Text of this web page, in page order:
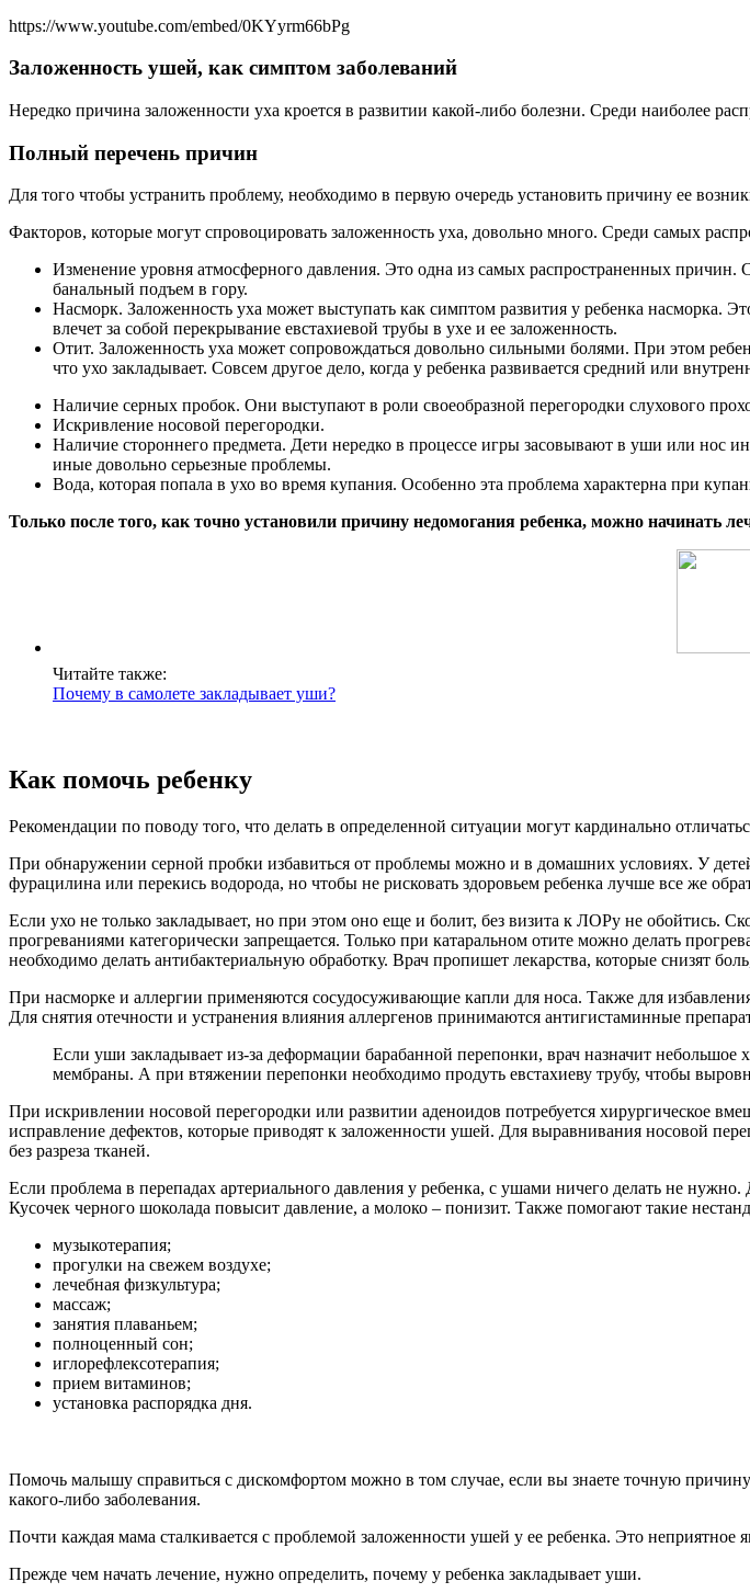
https://www.youtube.com/embed/0KYyrm66bPg
Заложенность ушей, как симптом заболеваний
Нередко причина заложенности уха кроется в развитии какой-либо болезни. Среди наиболее
Полный перечень причин
Для того чтобы устранить проблему, необходимо в первую очередь установить причину ее
Факторов, которые могут спровоцировать заложенность уха, довольно много. Среди самых
Изменение уровня атмосферного давления. Это одна из самых распространенных причин.
банальный подъем в гору.
Насморк. Заложенность уха может выступать как симптом развития у ребенка насморка.
влечет за собой перекрывание евстахиевой трубы в ухе и ее заложенность.
Отит. Заложенность уха может сопровождаться довольно сильными болями. При этом
что ухо закладывает. Совсем другое дело, когда у ребенка развивается средний или
Наличие серных пробок. Они выступают в роли своеобразной перегородки слухового
Искривление носовой перегородки.
Наличие стороннего предмета. Дети нередко в процессе игры засовывают в уши или нос
иные довольно серьезные проблемы.
Вода, которая попала в ухо во время купания. Особенно эта проблема характерна при
Только после того, как точно установили причину недомогания ребенка, можно начинать
Читайте также:
Почему в самолете закладывает уши?
Как помочь ребенку
Рекомендации по поводу того, что делать в определенной ситуации могут кардинально
При обнаружении серной пробки избавиться от проблемы можно и в домашних условиях. У
фурацилина или перекись водорода, но чтобы не рисковать здоровьем ребенка лучше все же
Если ухо не только закладывает, но при этом оно еще и болит, без визита к ЛОРу не обойтись.
прогреваниями категорически запрещается. Только при катаральном отите можно делать
необходимо делать антибактериальную обработку. Врач пропишет лекарства, которые снизят
При насморке и аллергии применяются сосудосуживающие капли для носа. Также для
Для снятия отечности и устранения влияния аллергенов принимаются антигистаминные
Если уши закладывает из-за деформации барабанной перепонки, врач назначит небольшое
мембраны. А при втяжении перепонки необходимо продуть евстахиеву трубу, чтобы
При искривлении носовой перегородки или развитии аденоидов потребуется хирургическое
исправление дефектов, которые приводят к заложенности ушей. Для выравнивания носовой
без разреза тканей.
Если проблема в перепадах артериального давления у ребенка, с ушами ничего делать не
Кусочек черного шоколада повысит давление, а молоко – понизит. Также помогают такие
музыкотерапия;
прогулки на свежем воздухе;
лечебная физкультура;
массаж;
занятия плаваньем;
полноценный сон;
иглорефлексотерапия;
прием витаминов;
установка распорядка дня.
Помочь малышу справиться с дискомфортом можно в том случае, если вы знаете точную
какого-либо заболевания.
Почти каждая мама сталкивается с проблемой заложенности ушей у ее ребенка. Это
Прежде чем начать лечение, нужно определить, почему у ребенка закладывает уши.